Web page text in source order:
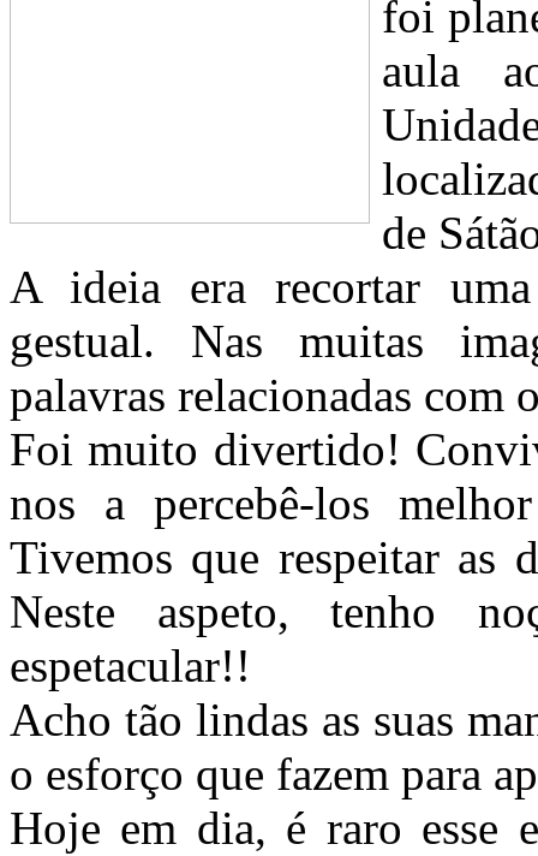
foi
aula
de
A ideia era recortar
gestual. Nas muitas
palavras relacionadas com
Foi muito divertido!
nos a percebê-los
Tivemos que respeitar as
Neste aspeto, tenho
espetacular!!
Acho tão lindas as suas
o esforço que fazem para
Hoje em dia, é raro esse